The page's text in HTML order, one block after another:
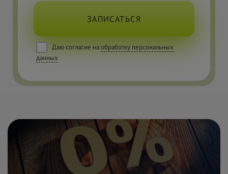
ЗАПИСАТЬСЯ
Даю согласие наобработку персональных
данных